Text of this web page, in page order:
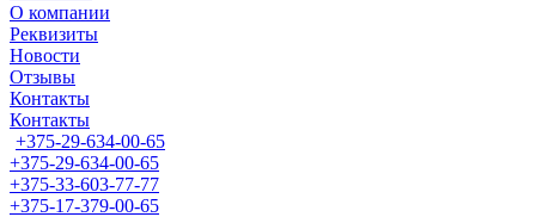
О компании
Реквизиты
Новости
Отзывы
Контакты
Контакты
+375-29-634-00-65
+375-29-634-00-65
+375-33-603-77-77
+375-17-379-00-65